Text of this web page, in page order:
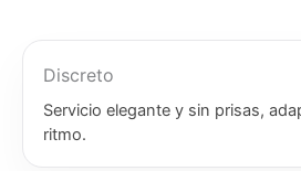
Discreto
Servicio elegante y sin prisas,
ritmo.